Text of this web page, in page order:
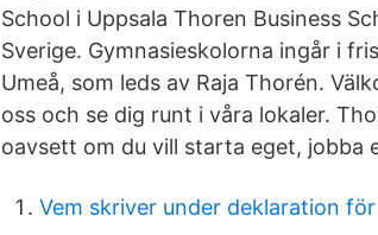
School i Uppsala Thoren Business
Sverige. Gymnasieskolorna ingår i
Umeå, som leds av Raja Thorén.
oss och se dig runt i våra lokaler.
oavsett om du vill starta eget, jobba
Vem skriver under deklaration